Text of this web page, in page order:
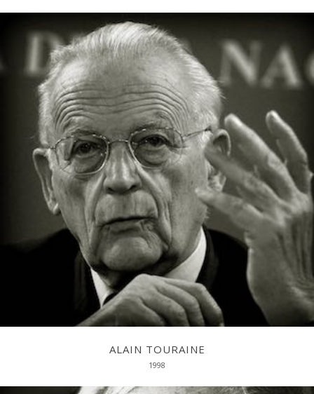
Los desafíos de la democracia
ALAIN TOURAINE
1998